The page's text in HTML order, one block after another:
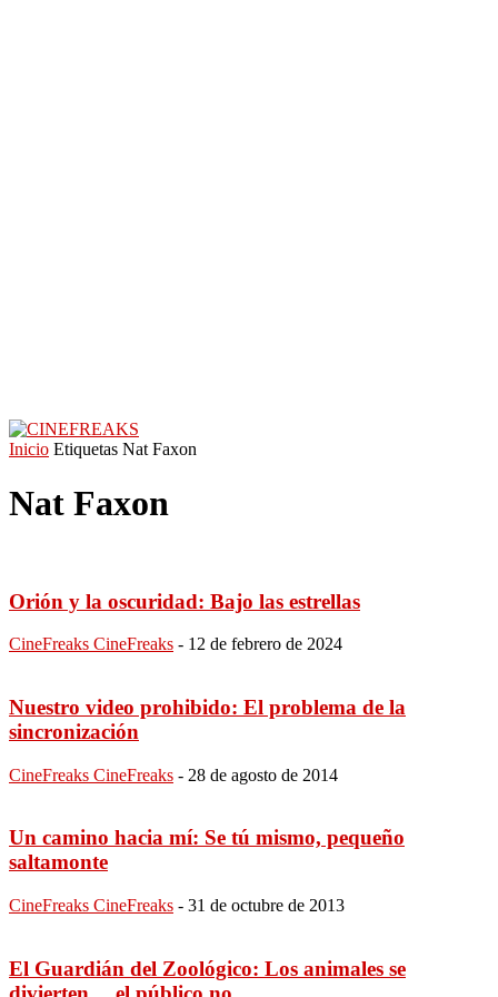
Inicio Etiquetas Nat Faxon
Nat Faxon
Orión y la oscuridad: Bajo las estrellas
CineFreaks CineFreaks - 12 de febrero de 2024
Nuestro video prohibido: El problema de la
sincronización
CineFreaks CineFreaks - 28 de agosto de 2014
Un camino hacia mí: Se tú mismo, pequeño
saltamonte
CineFreaks CineFreaks - 31 de octubre de 2013
El Guardián del Zoológico: Los animales se